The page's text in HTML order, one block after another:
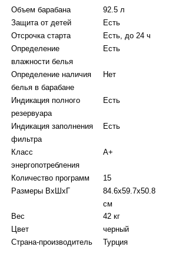
Объем барабана
92.5 л
Защита от детей
Есть
Отсрочка старта
Есть, до 24 ч
Определение
влажности белья
Есть
Определение наличия
белья в барабане
Нет
Индикация полного
резервуара
Есть
Индикация заполнения
фильтра
Есть
Класс
энергопотребления
A+
Количество программ
15
Размеры ВхШхГ
84.6х59.7х50.8
см
Вес
42 кг
Цвет
черный
Страна-производитель
Турция